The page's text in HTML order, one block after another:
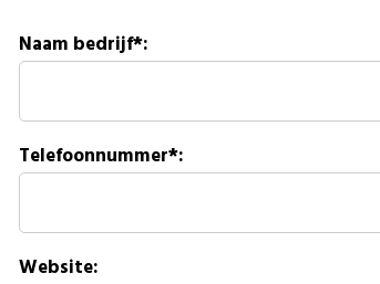
Naam bedrijf*:
Telefoonnummer*:
Website: